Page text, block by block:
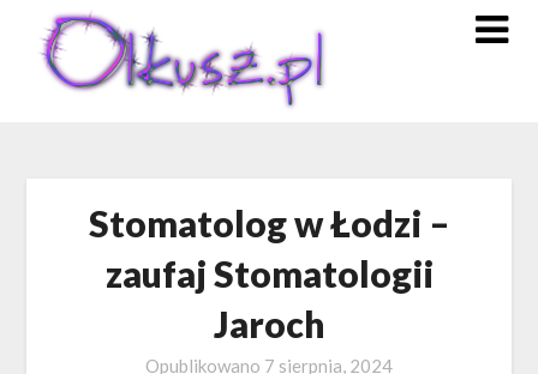
content
Stomatolog w Łodzi –
zaufaj Stomatologii
Jaroch
Opublikowano 7 sierpnia, 2024